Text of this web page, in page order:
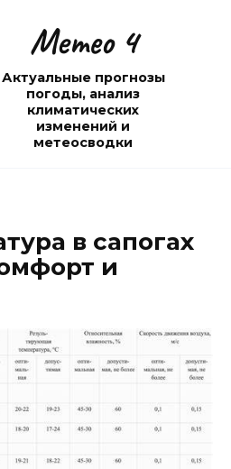
Метео 4
Актуальные прогнозы
погоды, анализ
климатических
изменений и
метеосводки
в сапогах
и